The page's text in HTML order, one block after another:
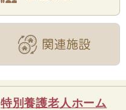
特別養護老人ホーム